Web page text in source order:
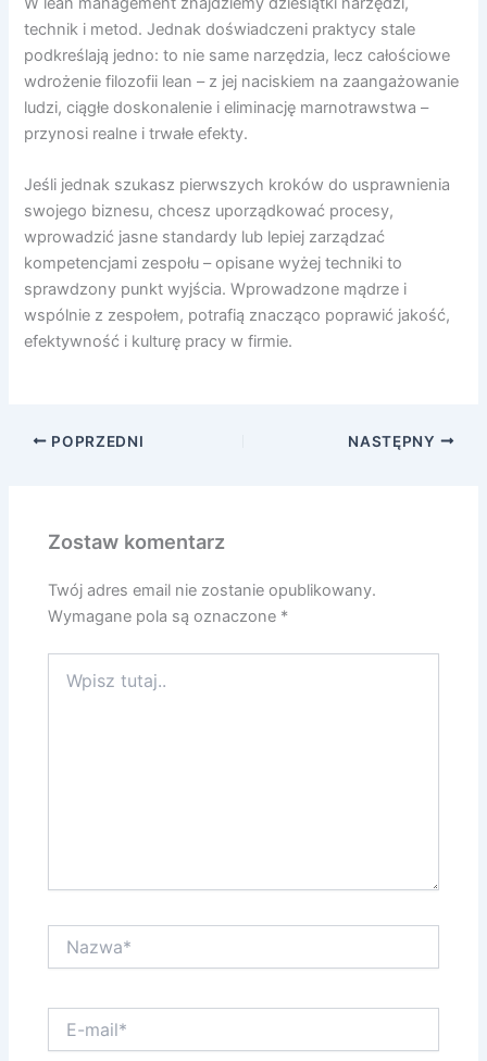
technik i metod. Jednak doświadczeni praktycy stale
podkreślają jedno: to nie same narzędzia, lecz całościowe
wdrożenie filozofii lean – z jej naciskiem na zaangażowanie
ludzi, ciągłe doskonalenie i eliminację marnotrawstwa –
przynosi realne i trwałe efekty.
Jeśli jednak szukasz pierwszych kroków do usprawnienia
swojego biznesu, chcesz uporządkować procesy,
wprowadzić jasne standardy lub lepiej zarządzać
kompetencjami zespołu – opisane wyżej techniki to
sprawdzony punkt wyjścia. Wprowadzone mądrze i
wspólnie z zespołem, potrafią znacząco poprawić jakość,
efektywność i kulturę pracy w firmie.
POPRZEDNI NASTĘPNY
Zostaw komentarz
Twój adres email nie zostanie opublikowany.
Wymagane pola są oznaczone *
tutaj..
mail*